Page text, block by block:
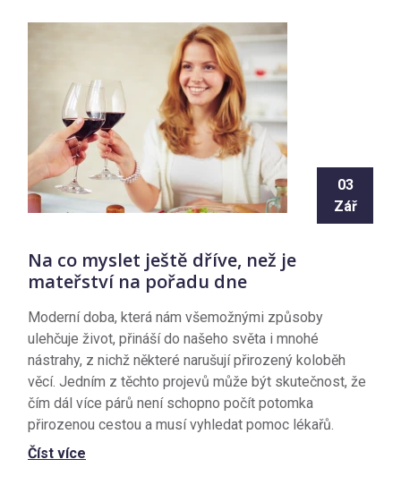
03
Zář
Na co myslet ještě dříve, než je
mateřství na pořadu dne
Moderní doba, která nám všemožnými způsoby
ulehčuje život, přináší do našeho světa i mnohé
nástrahy, z nichž některé narušují přirozený koloběh
věcí. Jedním z těchto projevů může být skutečnost, že
čím dál více párů není schopno počít potomka
přirozenou cestou a musí vyhledat pomoc lékařů.
Číst více